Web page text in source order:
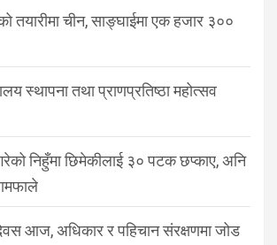
तयारीमा चीन, साङ्घाईमा एक हजार ३००
स्थापना तथा प्राणप्रतिष्ठा महोत्सव
निहुँमा छिमेकीलाई ३० पटक छप्काए, अनि
आज, अधिकार र पहिचान संरक्षणमा जोड